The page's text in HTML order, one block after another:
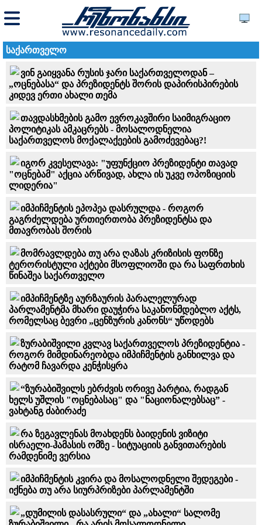
საქართველო
ვინ გაიყვანა რუსის ჯარი საქართველოდან –
„ოცნებასა“ და პრეზიდენტს შორის დაპირისპირების
კიდევ ერთი ახალი თემა
თავდასხმების გამო ევროკავშირი საიმიგრაციო
პოლიტიკას ამკაცრებს - მოსალოდნელია
საქართველოს მოქალაქეების გამოძევებაც?!
იგორ კვესელავა: "უფუნქციო პრეზიდენტი თავად
"ოცნებამ" აქცია არწივად, ახლა ის უკვე ოპოზიციის
ლიდერია"
იმპიჩმენტის ეპოპეა დასრულდა - როგორ
გაგრძელდება ურთიერთობა პრეზიდენტსა და
მთავრობას შორის
მომრავლდება თუ არა ღაზას კრიზისის ფონზე
ტერორისტული აქტები მსოფლიოში და რა საფრთხის
წინაშეა საქართველო
იმპიჩმენტზე აურზაურის პარალელურად
პარლამენტმა მხარი დაუჭირა საკანონმდებლო აქტს,
რომელსაც ბევრი „ცენზურის კანონს“ უწოდებს
ზურაბიშვილი კვლავ საქართველოს პრეზიდენტია -
როგორ მიმდინარეობდა იმპიჩმენტის განხილვა და
რატომ ჩავარდა კენჭისყრა
“ზურაბიშვილს ებრძვის ორივე პარტია, რადგან
ხელს უშლის "ოცნებასაც" და "ნაციონალებსაც” -
ვახტანგ ძაბირაძე
რა ზეგავლენას მოახდენს ბაიდენის ვიზიტი
ისრაელი-ჰამასის ომზე - სიტუაციის განვითარების
რამდენიმე ვერსია
იმპიჩმენტის კვირა და მოსალოდნელი შედეგები -
იქნება თუ არა სიურპრიზები პარლამენტში
„დუმილის დასასრული“ და „ახალი“ სალომე